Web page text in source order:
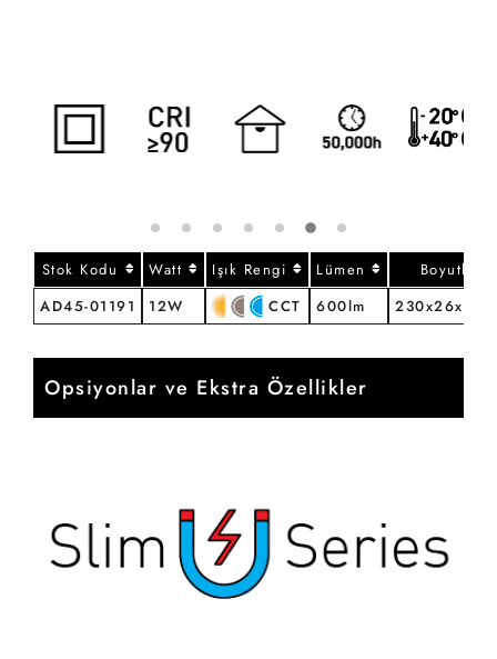
Stok Kodu Watt Işık Rengi Lümen
Boyutlar
AD45-01191
12W CCT 600lm
Opsiyonlar ve Ekstra Özellikler